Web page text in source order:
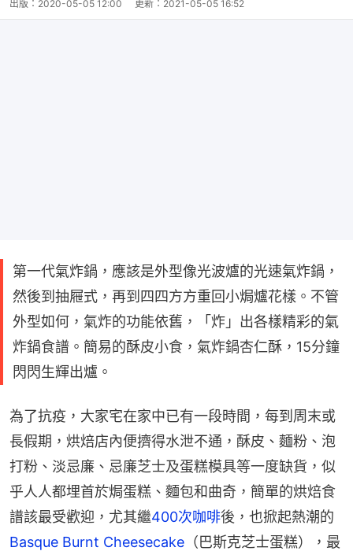
出版： 2020-05-05 12:00 更新： 2021-05-05 16:52
第一代氣炸鍋，應該是外型像光波爐的光速氣炸鍋，
然後到抽屜式，再到四四方方重回小焗爐花樣。不管
外型如何，氣炸的功能依舊，「炸」出各樣精彩的氣
炸鍋食譜。簡易的酥皮小食，氣炸鍋杏仁酥，15分鐘
閃閃生輝出爐。
為了抗疫，大家宅在家中已有一段時間，每到周末或
長假期，烘焙店內便擠得水泄不通，酥皮、麵粉、泡
打粉、淡忌廉、忌廉芝士及蛋糕模具等一度缺貨，似
乎人人都埋首於焗蛋糕、麵包和曲奇，簡單的烘焙食
譜該最受歡迎，尤其繼400次咖啡後，也掀起熱潮的
Basque Burnt Cheesecake （巴斯克芝士蛋糕），最